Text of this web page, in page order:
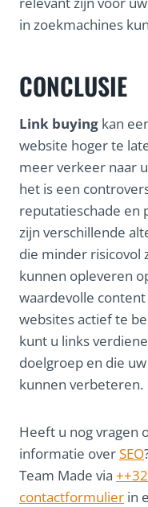
in zoekmachines
CONCLUSIE
Link buying kan
website hoger te
meer verkeer naar
het is een
reputatieschade en
zijn verschillende
die minder risicovol
kunnen opleveren
waardevolle
websites actief te
kunt u links
doelgroep en die
kunnen verbeteren.
Heeft u nog vragen
informatie overSEO
Team Made via
contactformulier in